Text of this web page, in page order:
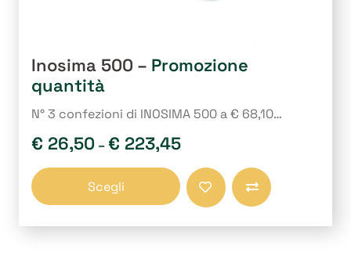
Inosima 500 – Promozione
quantità
N° 3 confezioni di INOSIMA 500 a € 68,10…
€ 26,50 –€ 223,45
Scegli
Questo
prodotto